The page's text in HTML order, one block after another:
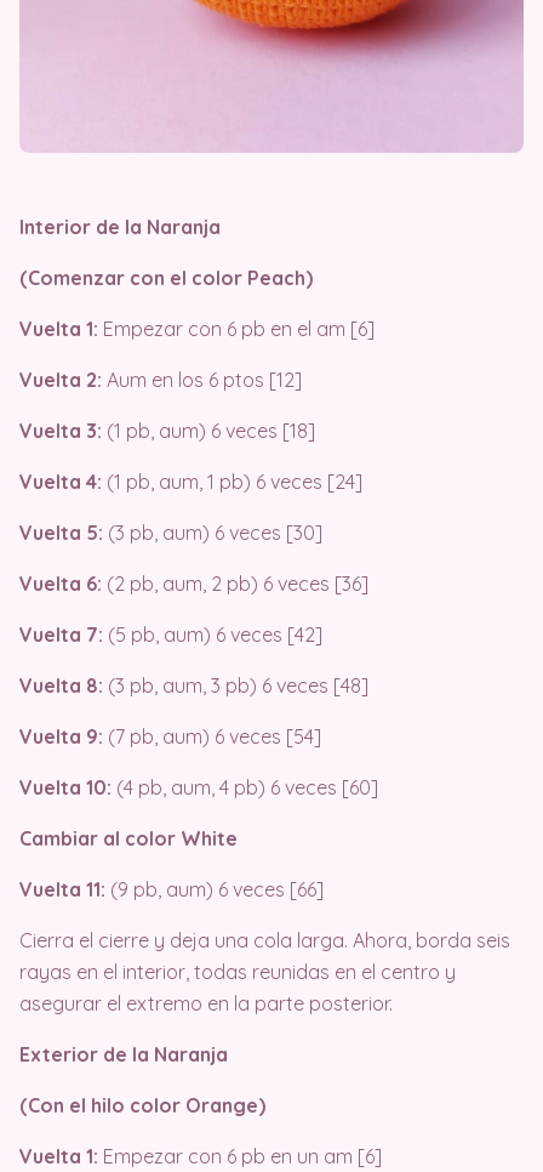
Interior de la Naranja
(Comenzar con el color Peach)
Vuelta 1: Empezar con 6 pb en el am [6]
Vuelta 2: Aum en los 6 ptos [12]
Vuelta 3: (1 pb, aum) 6 veces [18]
Vuelta 4: (1 pb, aum, 1 pb) 6 veces [24]
Vuelta 5: (3 pb, aum) 6 veces [30]
Vuelta 6: (2 pb, aum, 2 pb) 6 veces [36]
Vuelta 7: (5 pb, aum) 6 veces [42]
Vuelta 8: (3 pb, aum, 3 pb) 6 veces [48]
Vuelta 9: (7 pb, aum) 6 veces [54]
Vuelta 10: (4 pb, aum, 4 pb) 6 veces [60]
Cambiar al color White
Vuelta 11: (9 pb, aum) 6 veces [66]
Cierra el cierre y deja una cola larga. Ahora, borda seis
rayas en el interior, todas reunidas en el centro y
asegurar el extremo en la parte posterior.
Exterior de la Naranja
(Con el hilo color Orange)
Vuelta 1: Empezar con 6 pb en un am [6]